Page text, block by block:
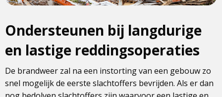
Ondersteunen bij langdurige
en lastige reddingsoperaties
De brandweer zal na een instorting van een gebouw zo
snel mogelijk de eerste slachtoffers bevrijden. Als er dan